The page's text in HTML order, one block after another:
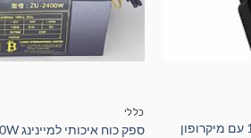
מצלמת רשת למקבוק 1080P Full HD עם מיקרופון
כללי
ספק כוח איכותי למיינינג ZUMAX 2400W